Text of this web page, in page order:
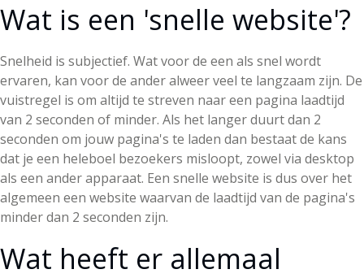
Wat is een 'snelle website'?
Snelheid is subjectief. Wat voor de een als snel wordt
ervaren, kan voor de ander alweer veel te langzaam zijn. De
vuistregel is om altijd te streven naar een pagina laadtijd
van 2 seconden of minder. Als het langer duurt dan 2
seconden om jouw pagina's te laden dan bestaat de kans
dat je een heleboel bezoekers misloopt, zowel via desktop
als een ander apparaat. Een snelle website is dus over het
algemeen een website waarvan de laadtijd van de pagina's
minder dan 2 seconden zijn.
Wat heeft er allemaal